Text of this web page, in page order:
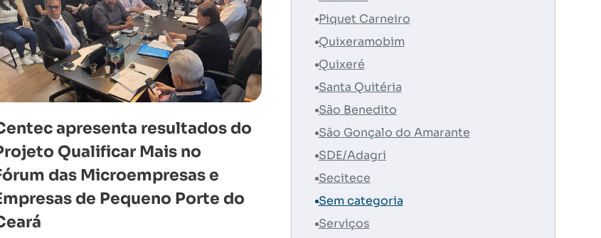
apresenta resultados do
Qualificar Mais no
das Microempresas e
de Pequeno Porte do
Piquet Carneiro
Quixeramobim
Quixeré
Santa Quitéria
São Benedito
São Gonçalo do Amarante
SDE/Adagri
Secitece
Sem categoria
Serviços